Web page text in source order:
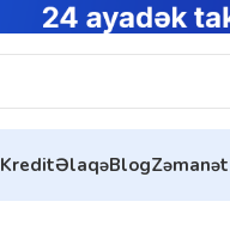
KreditƏlaqəBlogZəmanət